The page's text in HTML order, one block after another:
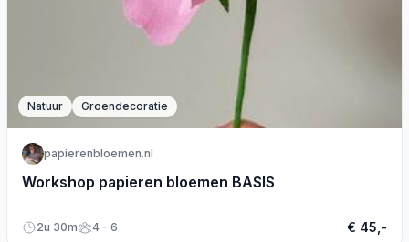
Natuur Groendecoratie
papierenbloemen.nl
Workshop papieren bloemen BASIS
2u 30m 4 - 6 € 45,-